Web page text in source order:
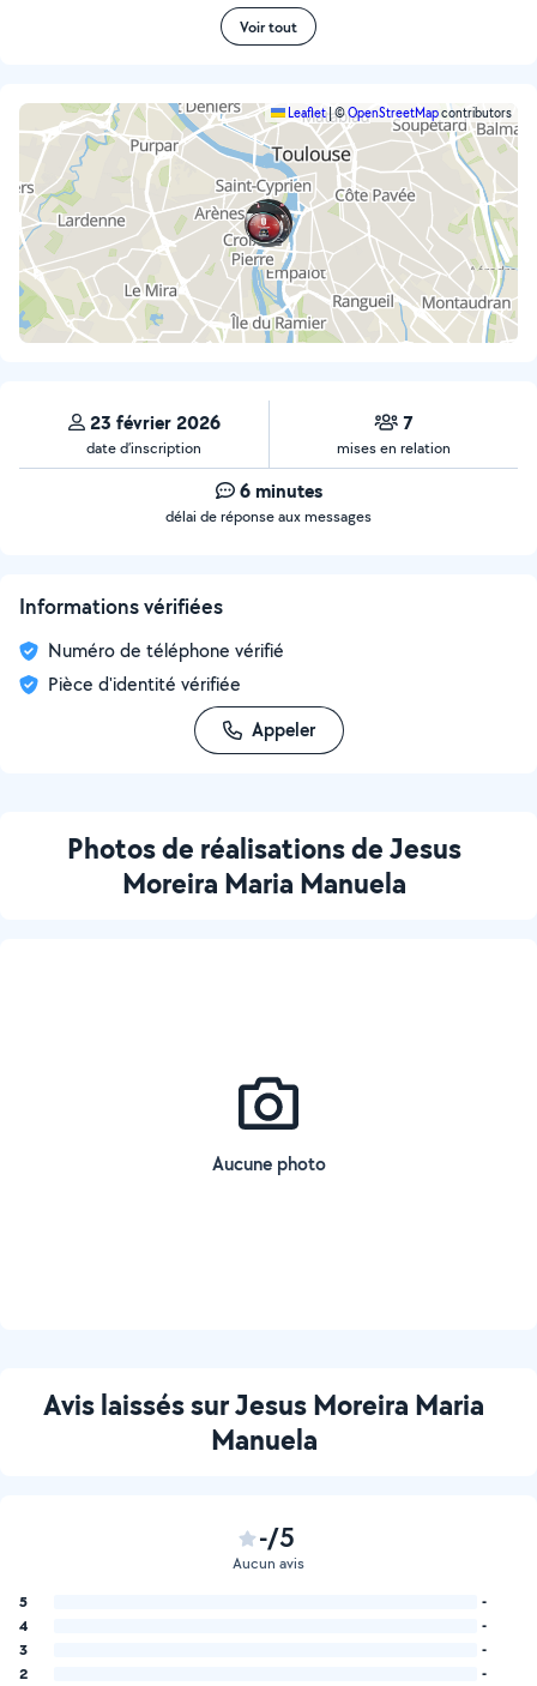
Voir tout
Leaflet|©OpenStreetMapcontributors
23 février 2026
date d’inscription
7
mises en relation
6 minutes
délai de réponse aux messages
Informations vérifiées
Numéro de téléphone vérifié
Pièce d'identité vérifiée
Appeler
Photos de réalisations de Jesus
Moreira Maria Manuela
Aucune photo
Avis laissés sur Jesus Moreira Maria
Manuela
-/5
Aucun avis
5
-
4
-
3
-
2
-